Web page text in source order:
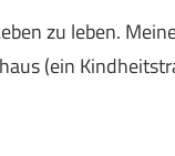
zu leben.
(ein